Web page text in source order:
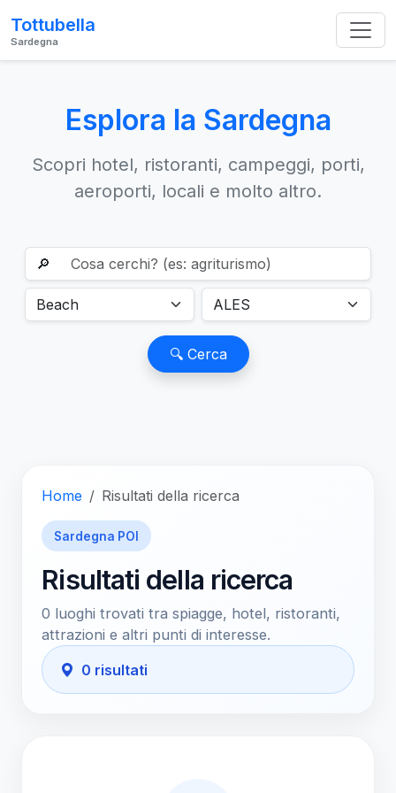
Tottubella
Sardegna
Esplora la Sardegna
Scopri hotel, ristoranti, campeggi, porti,
aeroporti, locali e molto altro.
🔎
🔍 Cerca
Home Risultati della ricerca
Sardegna POI
Risultati della ricerca
0 luoghi trovati tra spiagge, hotel, ristoranti,
attrazioni e altri punti di interesse.
0 risultati